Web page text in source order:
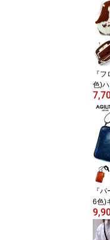
型
き
ビ
コ
フ
『
色)
入れ
ード
子
革
オ
日本
(ア
『
6色)
マホ
ス
ス